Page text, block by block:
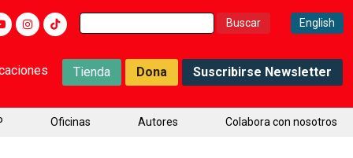
Buscar: English
Tienda Dona Suscribirse Newsletter
Oficinas Autores Colabora con nosotros